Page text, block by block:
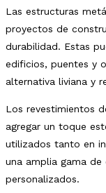
Las estructuras
proyectos de
durabilidad. Estas
edificios, puentes y
alternativa liviana y
Los revestimientos
agregar un toque
utilizados tanto en
una amplia gama
personalizados.